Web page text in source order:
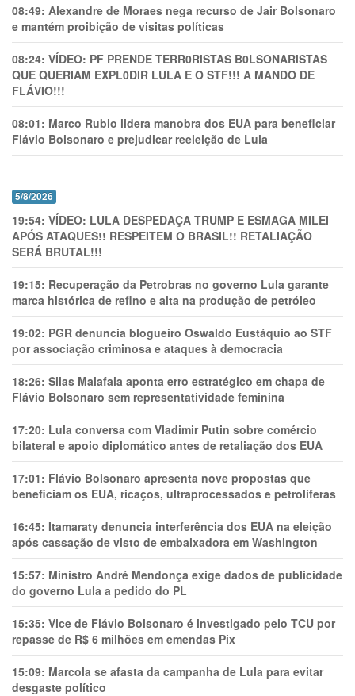
08:49: Alexandre de Moraes nega recurso de Jair Bolsonaro
e mantém proibição de visitas políticas
08:24: VÍDEO: PF PRENDE TERR0RlSTAS B0LSONARlSTAS
QUE QUERIAM EXPL0DlR LULA E O STF!!! A MANDO DE
FLÁVIO!!!
08:01: Marco Rubio lidera manobra dos EUA para beneficiar
Flávio Bolsonaro e prejudicar reeleição de Lula
5/8/2026
19:54: VÍDEO: LULA DESPEDAÇA TRUMP E ESMAGA MILEI
APÓS ATAQUES!! RESPEITEM O BRASIL!! RETALIAÇÃO
SERÁ BRUTAL!!!
19:15: Recuperação da Petrobras no governo Lula garante
marca histórica de refino e alta na produção de petróleo
19:02: PGR denuncia blogueiro Oswaldo Eustáquio ao STF
por associação criminosa e ataques à democracia
18:26: Silas Malafaia aponta erro estratégico em chapa de
Flávio Bolsonaro sem representatividade feminina
17:20: Lula conversa com Vladimir Putin sobre comércio
bilateral e apoio diplomático antes de retaliação dos EUA
17:01: Flávio Bolsonaro apresenta nove propostas que
beneficiam os EUA, ricaços, ultraprocessados e petrolíferas
16:45: Itamaraty denuncia interferência dos EUA na eleição
após cassação de visto de embaixadora em Washington
15:57: Ministro André Mendonça exige dados de publicidade
do governo Lula a pedido do PL
15:35: Vice de Flávio Bolsonaro é investigado pelo TCU por
repasse de R$ 6 milhões em emendas Pix
15:09: Marcola se afasta da campanha de Lula para evitar
desgaste político